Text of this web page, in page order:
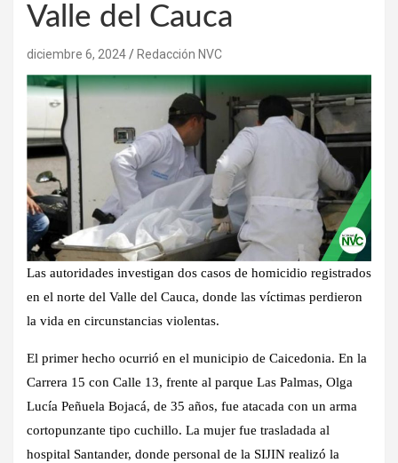
Valle del Cauca
diciembre 6, 2024 Redacción NVC
Las autoridades investigan dos casos de homicidio registrados
en el norte del Valle del Cauca, donde las víctimas perdieron
la vida en circunstancias violentas.
El primer hecho ocurrió en el municipio de Caicedonia. En la
Carrera 15 con Calle 13, frente al parque Las Palmas, Olga
Lucía Peñuela Bojacá, de 35 años, fue atacada con un arma
cortopunzante tipo cuchillo. La mujer fue trasladada al
hospital Santander, donde personal de la SIJIN realizó la